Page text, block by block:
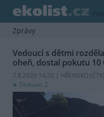
/
Zprávy
Vedoucí s dětmi
oheň, dostal pokutu 10
7.8.2026 14:20 | HŘENSKO (ČTK)
Diskuse: 2